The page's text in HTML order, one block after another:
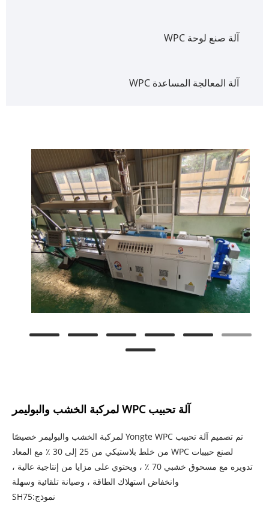
آلة صنع لوحة WPC
آلة المعالجة المساعدة WPC
آلة تحبيب WPC لمركبة الخشب والبوليمر
تم تصميم آلة تحبيب Yongte WPC لمركبة الخشب والبوليمر خصيصًا
لصنع حبيبات WPC من خلط بلاستيكي من 25 إلى 30 ٪ مع المعاد
تدويره مع مسحوق خشبي 70 ٪ ، ويحتوي على مزايا من إنتاجية عالية ،
وانخفاض استهلاك الطاقة ، وصيانة تلقائية وسهلة
نموذج:SH75